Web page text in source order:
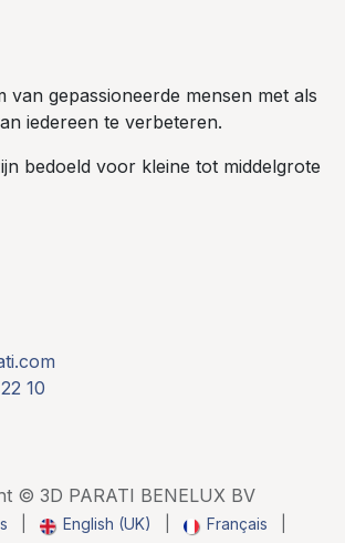
van gepassioneerde mensen met als
iedereen te verbeteren.
bedoeld voor kleine tot middelgrote
10
© 3D PARATI BENELUX BV
English (UK) Français